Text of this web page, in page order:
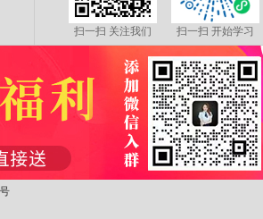
扫一扫 关注我们 扫一扫 开始学习